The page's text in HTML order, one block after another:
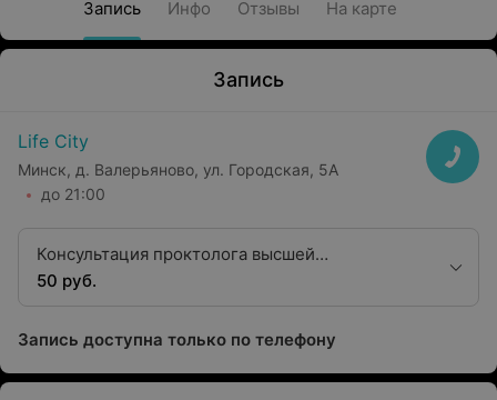
Запись Инфо Отзывы На карте
Запись
Life City
Минск, д. Валерьяново, ул. Городская, 5А
до 21:00
Консультация проктолога высшей
квалификационной категории
50 руб.
Запись доступна только по телефону